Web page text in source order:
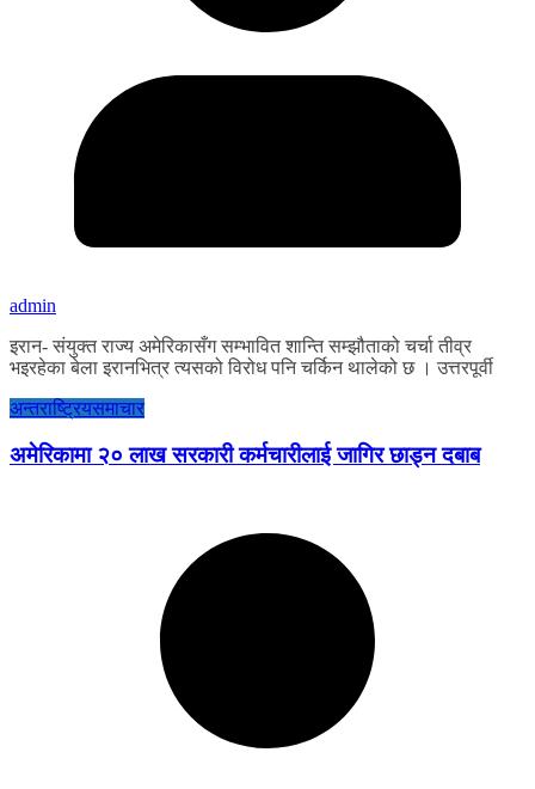
admin
इरान- संयुक्त राज्य अमेरिकासँग सम्भावित शान्ति सम्झौताको चर्चा तीव्र
भइरहेका बेला इरानभित्र त्यसको विरोध पनि चर्किन थालेको छ । उत्तरपूर्वी
अन्तराष्ट्रियसमाचार
अमेरिकामा २० लाख सरकारी कर्मचारीलाई जागिर छाड्न दबाब